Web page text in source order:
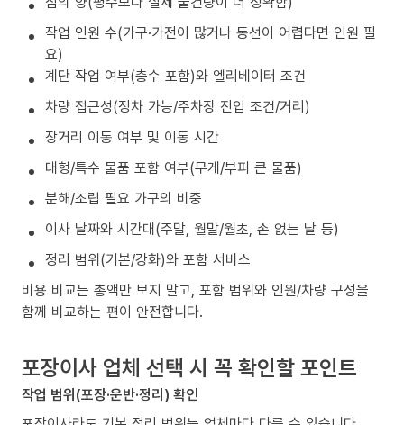
작업 인원 수(가구·가전이 많거나 동선이 어렵다면 인원 필
요)
계단 작업 여부(층수 포함)와 엘리베이터 조건
차량 접근성(정차 가능/주차장 진입 조건/거리)
장거리 이동 여부 및 이동 시간
대형/특수 물품 포함 여부(무게/부피 큰 물품)
분해/조립 필요 가구의 비중
이사 날짜와 시간대(주말, 월말/월초, 손 없는 날 등)
정리 범위(기본/강화)와 포함 서비스
비용 비교는 총액만 보지 말고, 포함 범위와 인원/차량 구성을
함께 비교하는 편이 안전합니다.
포장이사 업체 선택 시 꼭 확인할 포인트
작업 범위(포장·운반·정리) 확인